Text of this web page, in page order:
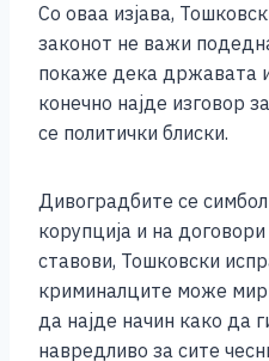
Со оваа изјава,
законот не важи
покаже дека државата
конечно најде изговор
се политички блиски.
Дивоградбите се
корупција и на
ставови, Тошковски
криминалците може
да најде начин како да
навредливо за сите